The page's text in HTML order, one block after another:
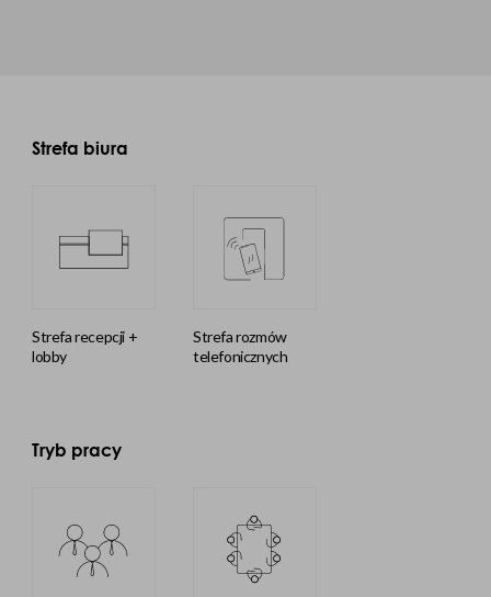
Strefa biura
strefa recepcji +
lobby
strefa rozmów
telefonicznych
Tryb pracy